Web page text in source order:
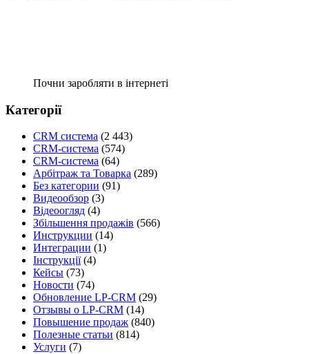
Почни заробляти в інтернеті
Категорії
CRM система (2 443)
CRM-система (574)
CRM-система (64)
Арбітраж та Товарка (289)
Без категории (91)
Видеообзор (3)
Відеоогляд (4)
Збільшення продажів (566)
Инструкции (14)
Интеграции (1)
Інструкції(4)
Кейсы (73)
Новости (74)
Обновление LP-CRM (29)
Отзывы о LP-CRM (14)
Повышение продаж (840)
Полезные статьи (814)
Услуги (7)